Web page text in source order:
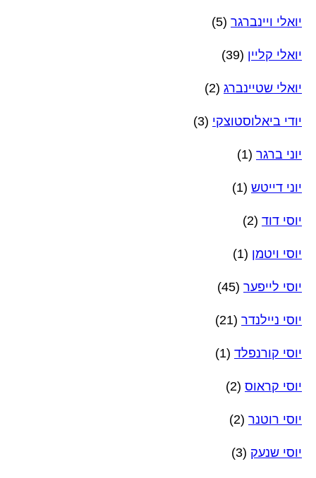
יואלי ויינברגר (5)
יואלי קליין (39)
יואלי שטיינברג (2)
יודי ביאלוסטוצקי (3)
יוני ברגר (1)
יוני דייטש (1)
יוסי דוד (2)
יוסי ויטמן (1)
יוסי לייפער (45)
יוסי ניילנדר (21)
יוסי קורנפלד (1)
יוסי קראוס (2)
יוסי רוטנר (2)
יוסי שנעק (3)